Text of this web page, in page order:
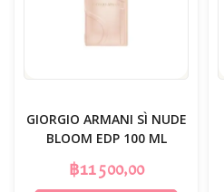
GIORGIO ARMANI SÌ NUDE
BLOOM EDP 100 ML
฿11 500,00